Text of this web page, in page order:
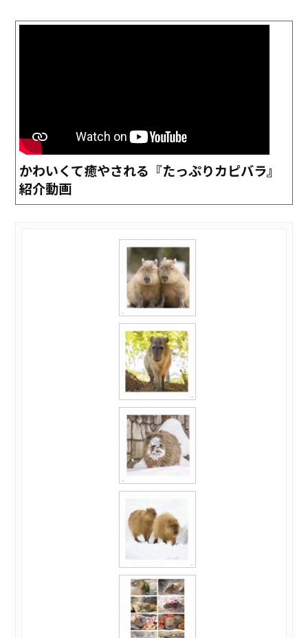
かわいくて癒やされる『たっぷりカピバラ』
紹介動画